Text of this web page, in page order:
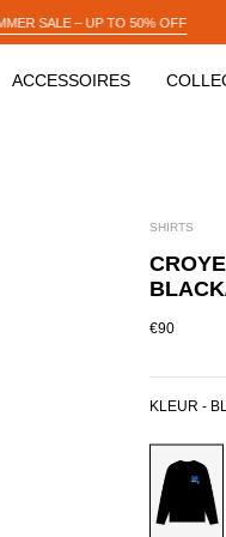
SUMMER SALE – UP TO
ACCESSOIRES
SHIRTS
€90
KLEUR -
BLACK/